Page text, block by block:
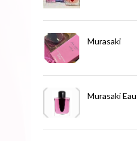
Murasaki
Murasaki